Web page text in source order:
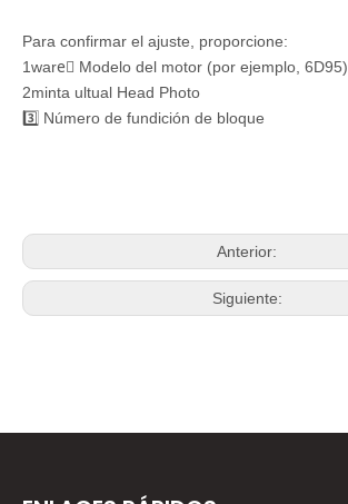
Para confirmar el ajuste, proporcione:
1ware⃣ Modelo del motor (por ejemplo, 6D95)
2minta ultual Head Photo
3️⃣ Número de fundición de bloque
Anterior:
Siguiente: